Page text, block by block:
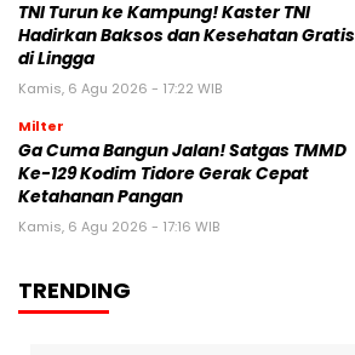
TNI Turun ke Kampung! Kaster TNI
Hadirkan Baksos dan Kesehatan Gratis
di Lingga
Kamis, 6 Agu 2026 - 17:22 WIB
Milter
Ga Cuma Bangun Jalan! Satgas TMMD
Ke-129 Kodim Tidore Gerak Cepat
Ketahanan Pangan
Kamis, 6 Agu 2026 - 17:16 WIB
TRENDING